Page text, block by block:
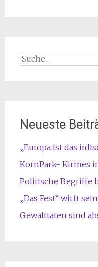
Suche
Neueste
„Europa ist das
KornPark- Kirmes
Politische Begriffe
„Das Fest“ wirft
Gewalttaten sind